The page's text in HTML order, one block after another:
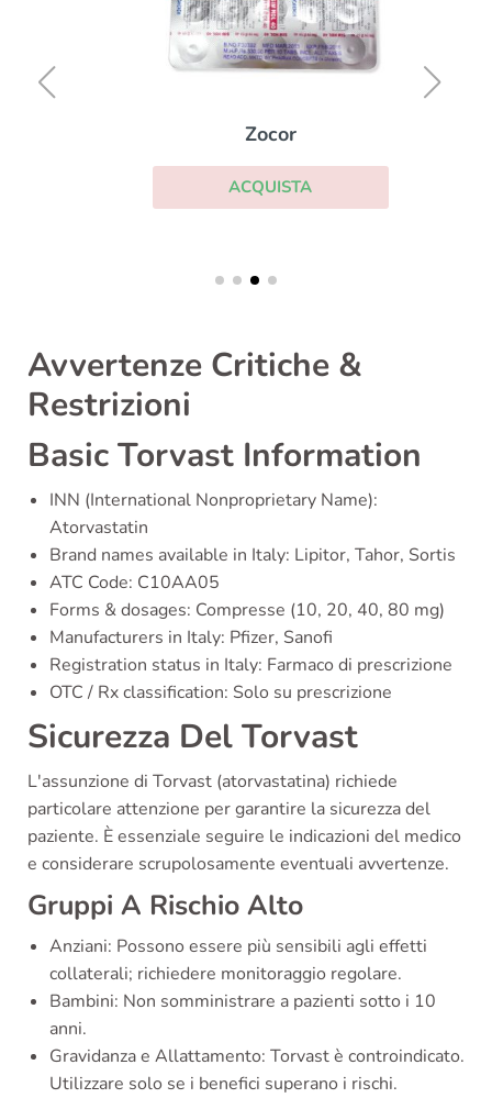
Zocor
ACQUISTA
Avvertenze Critiche &
Restrizioni
Basic Torvast Information
INN (International Nonproprietary Name):
Atorvastatin
Brand names available in Italy: Lipitor, Tahor, Sortis
ATC Code: C10AA05
Forms & dosages: Compresse (10, 20, 40, 80 mg)
Manufacturers in Italy: Pfizer, Sanofi
Registration status in Italy: Farmaco di prescrizione
OTC / Rx classification: Solo su prescrizione
Sicurezza Del Torvast
L'assunzione di Torvast (atorvastatina) richiede
particolare attenzione per garantire la sicurezza del
paziente. È essenziale seguire le indicazioni del medico
e considerare scrupolosamente eventuali avvertenze.
Gruppi A Rischio Alto
Anziani: Possono essere più sensibili agli effetti
collaterali; richiedere monitoraggio regolare.
Bambini: Non somministrare a pazienti sotto i 10
anni.
Gravidanza e Allattamento: Torvast è controindicato.
Utilizzare solo se i benefici superano i rischi.